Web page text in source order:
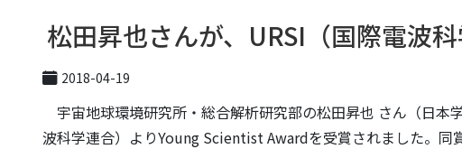
松田昇也さんが、URSI（国際電波
2018-04-19
宇宙地球環境研究所・総合解析研究部の松田昇也 さん（日本
波科学連合）よりYoung Scientist Awardを受賞されました。